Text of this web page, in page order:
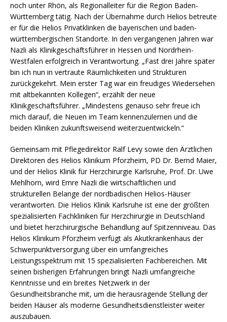
noch unter Rhön, als Regionalleiter für die Region Baden-
Württemberg tätig. Nach der Übernahme durch Helios betreute
er für die Helios Privatklinken die bayerischen und baden-
württembergischen Standorte. In den vergangenen Jahren war
Nazli als Klinikgeschäftsführer in Hessen und Nordrhein-
Westfalen erfolgreich in Verantwortung. „Fast drei Jahre später
bin ich nun in vertraute Räumlichkeiten und Strukturen
zurückgekehrt. Mein erster Tag war ein freudiges Wiedersehen
mit altbekannten Kollegen“, erzählt der neue
Klinikgeschäftsführer. „Mindestens genauso sehr freue ich
mich darauf, die Neuen im Team kennenzulernen und die
beiden Kliniken zukunftsweisend weiterzuentwickeln.“
Gemeinsam mit Pflegedirektor Ralf Levy sowie den Ärztlichen
Direktoren des Helios Klinikum Pforzheim, PD Dr. Bernd Maier,
und der Helios Klinik für Herzchirurgie Karlsruhe, Prof. Dr. Uwe
Mehlhorn, wird Emre Nazli die wirtschaftlichen und
strukturellen Belange der nordbadischen Helios-Häuser
verantworten. Die Helios Klinik Karlsruhe ist eine der größten
spezialisierten Fachkliniken für Herzchirurgie in Deutschland
und bietet herzchirurgische Behandlung auf Spitzenniveau. Das
Helios Klinikum Pforzheim verfügt als Akutkrankenhaus der
Schwerpunktversorgung über ein umfangreiches
Leistungsspektrum mit 15 spezialisierten Fachbereichen. Mit
seinen bisherigen Erfahrungen bringt Nazli umfangreiche
Kenntnisse und ein breites Netzwerk in der
Gesundheitsbranche mit, um die herausragende Stellung der
beiden Häuser als moderne Gesundheitsdienstleister weiter
auszubauen.